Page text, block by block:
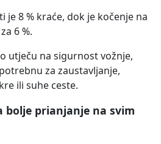
je 8 % kraće, dok je kočenje na
6 %.
utječu na sigurnost vožnje,
za zaustavljanje,
ili suhe ceste.
bolje prianjanje na svim